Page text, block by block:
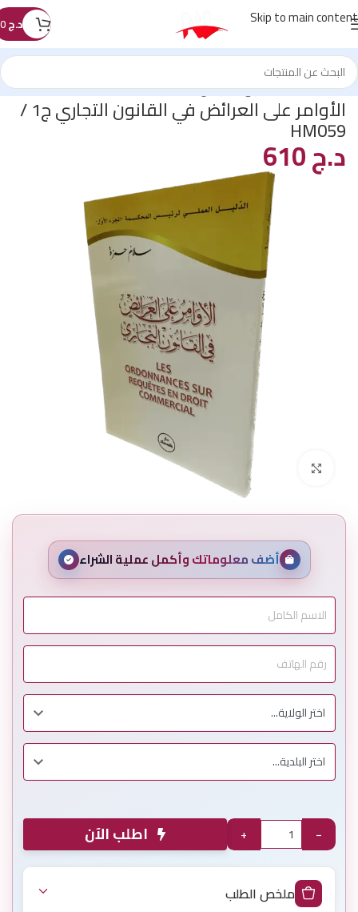
Skip to main content د.ج
الرئيسية/كتب القانون/العرائض
الأوامر على العرائض في القانون التجاري ج1 /
HM059
د.ج
Click to enlarge
أضف معلوماتك وأكمل عملية الشراء
−
+ اطلب الآن
ملخص الطلب